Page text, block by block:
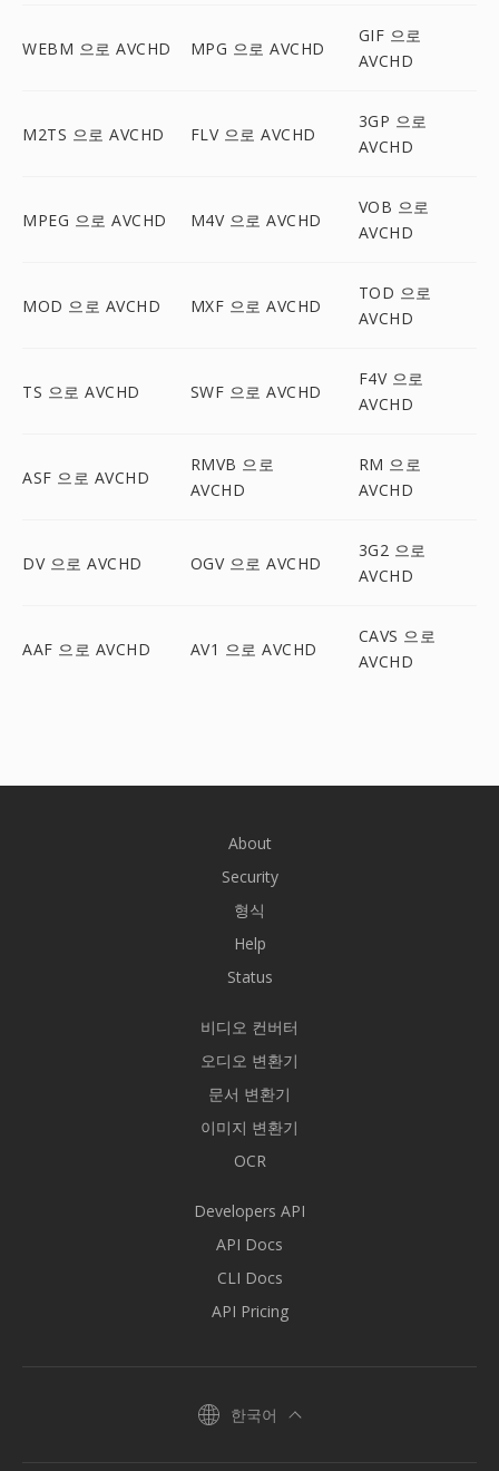
WEBM 으로 AVCHD MPG 으로 AVCHD
GIF 으로
AVCHD
M2TS 으로 AVCHD FLV 으로 AVCHD
3GP 으로
AVCHD
MPEG 으로 AVCHD M4V 으로 AVCHD
VOB 으로
AVCHD
MOD 으로 AVCHD MXF 으로 AVCHD
TOD 으로
AVCHD
TS 으로 AVCHD SWF 으로 AVCHD
F4V 으로
AVCHD
ASF 으로 AVCHD
RMVB 으로
AVCHD
RM 으로
AVCHD
DV 으로 AVCHD OGV 으로 AVCHD
3G2 으로
AVCHD
AAF 으로 AVCHD AV1 으로 AVCHD
CAVS 으로
AVCHD
About
Security
형식
Help
Status
비디오 컨버터
오디오 변환기
문서 변환기
이미지 변환기
OCR
Developers API
API Docs
CLI Docs
API Pricing
한국어